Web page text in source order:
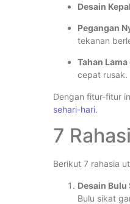
Desain
Pegangan
tekanan
Tahan
cepat rusak.
Dengan fitur-fitur
sehari-hari.
7
Berikut 7 rahasia
Desain
Bulu sikat